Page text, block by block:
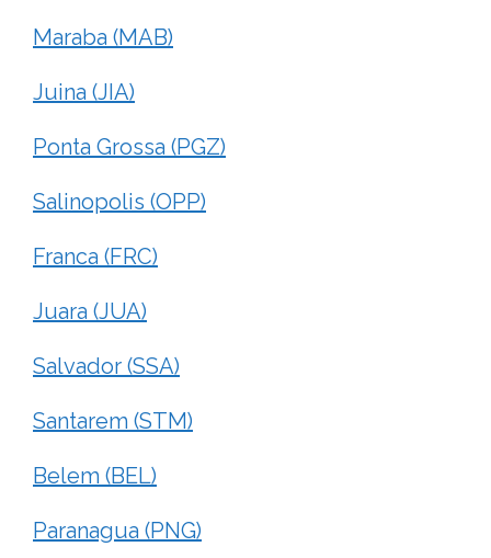
Maraba (MAB)
Juina (JIA)
Ponta Grossa (PGZ)
Salinopolis (OPP)
Franca (FRC)
Juara (JUA)
Salvador (SSA)
Santarem (STM)
Belem (BEL)
Paranagua (PNG)